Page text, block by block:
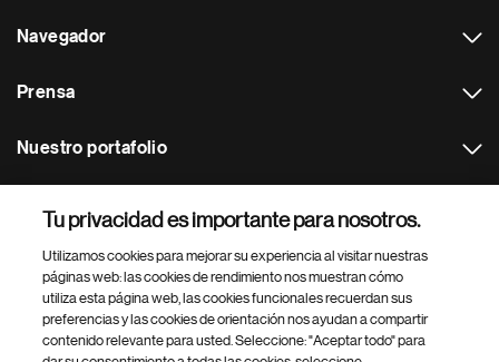
Navegador
Prensa
Nuestro portafolio
Footer Site Search
Tu privacidad es importante para nosotros.
Utilizamos cookies para mejorar su experiencia al visitar nuestras
páginas web: las cookies de rendimiento nos muestran cómo
utiliza esta página web, las cookies funcionales recuerdan sus
preferencias y las cookies de orientación nos ayudan a compartir
contenido relevante para usted. Seleccione: "Aceptar todo" para